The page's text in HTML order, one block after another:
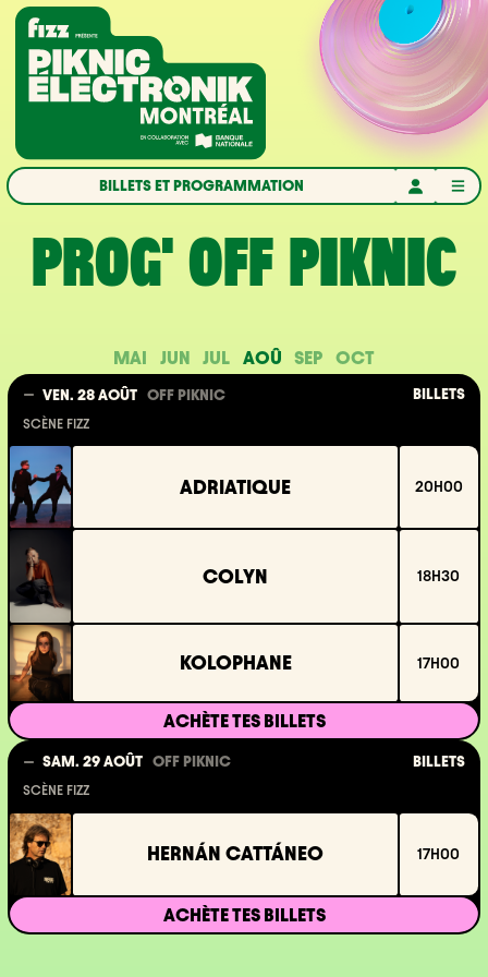
Aller à la navigation
Aller au contenu
Accueil
BILLETS ET PROGRAMMATION
PROG' OFF PIKNIC
MAI JUN JUL AOÛ SEP OCT
VEN. 28 AOÛT OFF PIKNIC BILLETS
SCÈNE FIZZ
ADRIATIQUE 20H00
COLYN 18H30
KOLOPHANE 17H00
ACHÈTE TES BILLETS
SAM. 29 AOÛT OFF PIKNIC BILLETS
SCÈNE FIZZ
HERNÁN CATTÁNEO 17H00
ACHÈTE TES BILLETS